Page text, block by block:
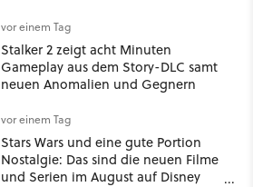
vor einem Tag
Stalker 2 zeigt acht Minuten
Gameplay aus dem Story-DLC samt
neuen Anomalien und Gegnern
vor einem Tag
Stars Wars und eine gute Portion
Nostalgie: Das sind die neuen Filme
und Serien im August auf Disney